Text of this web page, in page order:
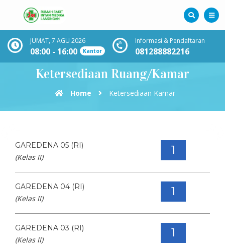
JUMAT, 7 AGU 2026
08:00 - 16:00 Kantor
Informasi & Pendaftaran
081288882216
Ketersediaan Ruang/Kamar
Home Ketersediaan Kamar
GAREDENA 05 (RI)
(Kelas II)
1
GAREDENA 04 (RI)
(Kelas II)
1
GAREDENA 03 (RI)
(Kelas II)
1